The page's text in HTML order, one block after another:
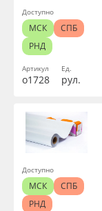
Артикул
о1728
Ед.
рул.
Доступно
МСК
СПБ
РНД
Доступно
МСК
СПБ
РНД